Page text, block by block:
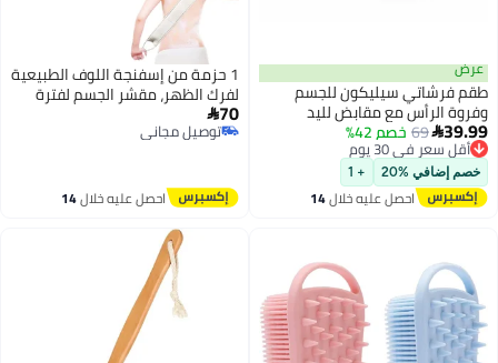
للجسم
لليد
الاستحمام
+ 1
خلال14
1 حزمة من إسفنجة اللوف الطبيعية
لفرك الظهر، مقشر الجسم لفترة
الاستحمام والدش، تنظيف عميق
وتنشيط البشرة للرجال والنساء
 70
احصل عليه خلال14
اغسطس